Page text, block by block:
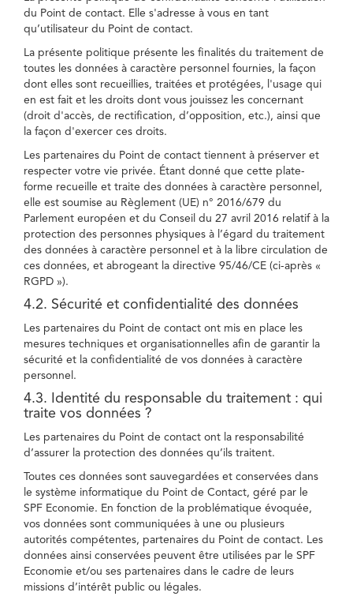
du Point de contact. Elle s'adresse à vous en tant
qu’utilisateur du Point de contact.
La présente politique présente les finalités du traitement de
toutes les données à caractère personnel fournies, la façon
dont elles sont recueillies, traitées et protégées, l'usage qui
en est fait et les droits dont vous jouissez les concernant
(droit d'accès, de rectification, d’opposition, etc.), ainsi que
la façon d'exercer ces droits.
Les partenaires du Point de contact tiennent à préserver et
respecter votre vie privée. Étant donné que cette plate-
forme recueille et traite des données à caractère personnel,
elle est soumise au Règlement (UE) n° 2016/679 du
Parlement européen et du Conseil du 27 avril 2016 relatif à la
protection des personnes physiques à l’égard du traitement
des données à caractère personnel et à la libre circulation de
ces données, et abrogeant la directive 95/46/CE (ci-après «
RGPD »).
4.2. Sécurité et confidentialité des données
Les partenaires du Point de contact ont mis en place les
mesures techniques et organisationnelles afin de garantir la
sécurité et la confidentialité de vos données à caractère
personnel.
4.3. Identité du responsable du traitement : qui
traite vos données ?
Les partenaires du Point de contact ont la responsabilité
d’assurer la protection des données qu’ils traitent.
Toutes ces données sont sauvegardées et conservées dans
le système informatique du Point de Contact, géré par le
SPF Economie. En fonction de la problématique évoquée,
vos données sont communiquées à une ou plusieurs
autorités compétentes, partenaires du Point de contact. Les
données ainsi conservées peuvent être utilisées par le SPF
Economie et/ou ses partenaires dans le cadre de leurs
missions d’intérêt public ou légales.